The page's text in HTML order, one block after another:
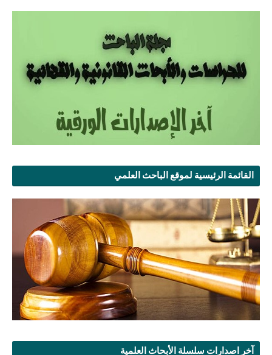
القائمة الرئيسية لموقع الباحث العلمي
آخر اصدارات سلسلة الأبحاث العلمية